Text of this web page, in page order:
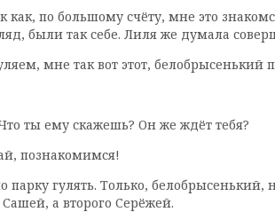
как, по большому счёту, мне это
были так себе. Лиля же думала
мне так вот этот, белобрысенький
ты ему скажешь? Он же ждёт тебя?
познакомимся!
гулять. Только,
а второго Серёжей.